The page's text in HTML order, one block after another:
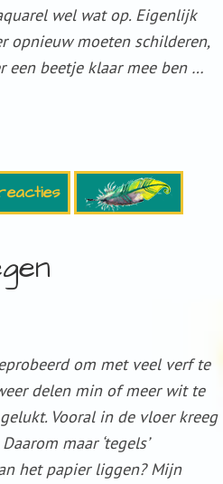
wel wat op. Eigenlijk
opnieuw moeten schilderen,
een beetje klaar mee ben …
om met veel verf te
delen min of meer wit te
Vooral in de vloer kreeg
maar ‘tegels’
het papier liggen? Mijn